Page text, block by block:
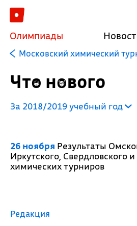
Олимпиады
Московский химический
Что нового
За 2018/2019 учебный год
26 ноября Результаты
Иркутского, Свердловского
химических турниров
Редакция